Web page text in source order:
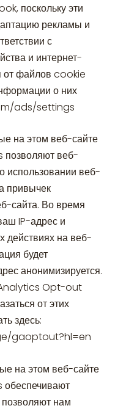
поскольку эти
рекламы и
с
и интернет-
от файлов cookie
о них
ads/settings
на этом веб-сайте
веб-
использовании веб-
привычек
сайта. Во время
IP-адрес и
на веб-
будет
анонимизируется.
Opt-out
от этих
здесь:
gaoptout?hl=en
на этом веб-сайте
нам